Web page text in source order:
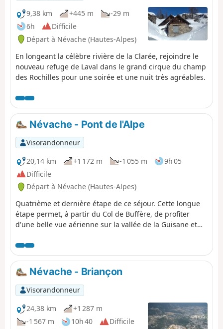
9,38 km
+445 m
-29 m
6h
Difficile
Départ à Névache (Hautes-Alpes)
En longeant la célèbre rivière de la Clarée, rejoindre le
nouveau refuge de Laval dans le grand cirque du champ
des Rochilles pour une soirée et une nuit très agréables.
Névache - Pont de l'Alpe
Visorandonneur
20,14 km
+1 172 m -1 055 m
9h 05
Difficile
Départ à Névache (Hautes-Alpes)
Quatrième et dernière étape de ce séjour. Cette longue
étape permet, à partir du Col de Buffère, de profiter
d'une belle vue aérienne sur la vallée de la Guisane et
Névache - Briançon
Visorandonneur
24,38 km
+1 287 m
-1 567 m
10h 40
Difficile